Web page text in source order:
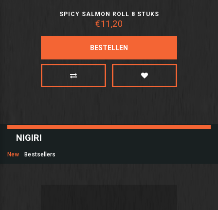
SPICY SALMON ROLL 8 STUKS
€11,20
BESTELLEN
NIGIRI
New Bestsellers